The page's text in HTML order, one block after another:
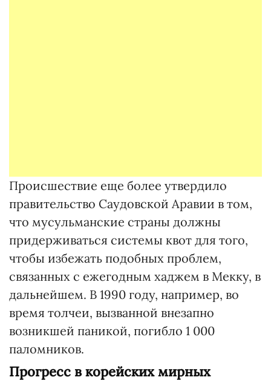
Происшествие еще более утвердило
правительство Саудовской Аравии в том,
что мусульманские страны должны
придерживаться системы квот для того,
чтобы избежать подобных проблем,
связанных с ежегодным хаджем в Мекку, в
дальнейшем. В 1990 году, например, во
время толчеи, вызванной внезапно
возникшей паникой, погибло 1 000
паломников.
Прогресс в корейских мирных